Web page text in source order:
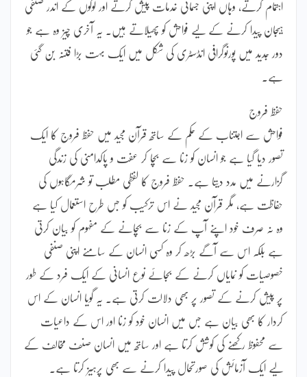
اہتمام کرتے، وہاں اپنی جسمانی خدمات پیش کرتے اور لوگوں کے اندر صنفی
ہیجان پیدا کرنے کے لیے فواحش کو پھیلاتے ہیں۔ یہ آخری چیز وہ ہے جو
دور جدید میں پورنوگرافی انڈسٹری کی شکل میں ایک بہت بڑا فتنہ بن گئی
ہے۔
حفظ فروج
فواحش سے اجتناب کے حکم کے ساتھ قرآن مجید میں حفظ فروج کا ایک
تصور دیا گیا ہے جو انسان کو زنا سے بچا کر عفت و پاکدامنی کی زندگی
گزارنے میں مدد دیتا ہے۔ حفظ فروج کا لفظی مطلب تو شرمگاہوں کی
حفاظت ہے، مگر قرآن مجید نے اس ترکیب کو جس طرح استعمال کیا ہے
وہ نہ صرف خود اپنے آپ کے زنا سے بچانے کے مفہوم کو بیان کرتی
ہے بلکہ اس سے آگے بڑھ کر وہ کسی انسان کے سامنے اپنی صنفی
خصوصیات کو نمایاں کرنے کے بجائے نوع انسانی کے ایک فرد کے طور
پر پیش کرنے کے تصور پر بھی دلالت کرتی ہے۔ یہ گویا انسان کے اس
کردار کا بھی بیان ہے جس میں انسان خود کو زنا اور اس کے داعیات
سے محفوظ رکھنے کی کوشش کرتا ہے اور ساتھ میں انسان صنف مخالف کے
لیے ایک آزمائش کی صورتحال پیدا کرنے سے بھی پرہیز کرتا ہے۔